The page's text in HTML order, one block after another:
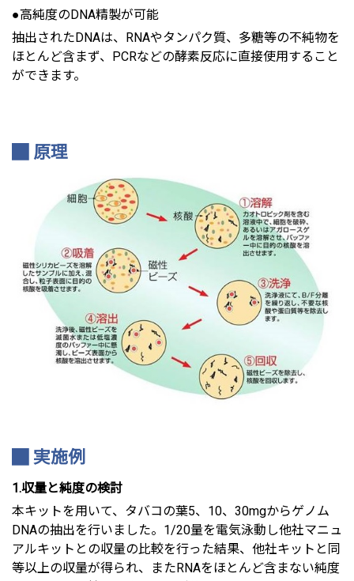
●高純度のDNA精製が可能
抽出されたDNAは、RNAやタンパク質、多糖等の不純物を
ほとんど含まず、PCRなどの酵素反応に直接使用すること
ができます。
原理
実施例
1.収量と純度の検討
本キットを用いて、タバコの葉5、10、30mgからゲノム
DNAの抽出を行いました。1/20量を電気泳動し他社マニュ
アルキットとの収量の比較を行った結果、他社キットと同
等以上の収量が得られ、またRNAをほとんど含まない純度